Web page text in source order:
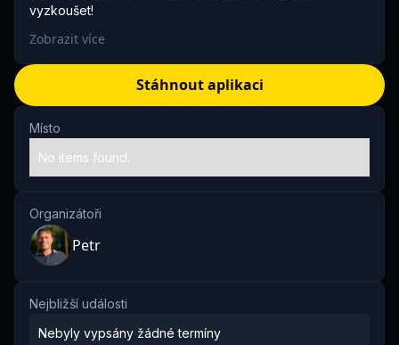
vyzkoušet!
Zobrazit více
Stáhnout aplikaci
Místo
No items found.
Organizátoři
Petr
Nejbližší události
Nebyly vypsány žádné termíny